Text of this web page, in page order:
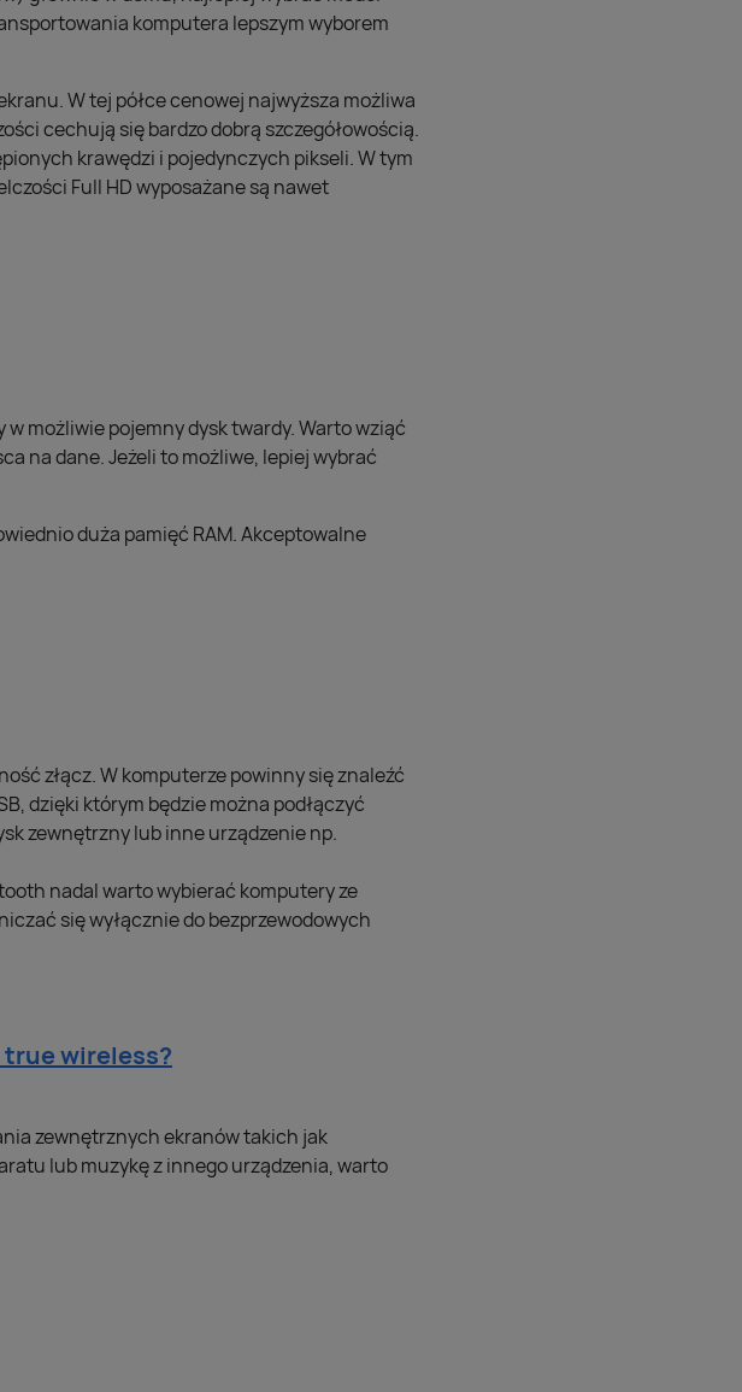
komputera lepszym wyborem
W tej półce cenowej najwyższa możliwa
cechują się bardzo dobrą szczegółowością.
krawędzi i pojedynczych pikseli. W tym
Full HD wyposażane są nawet
możliwie pojemny dysk twardy. Warto wziąć
na dane. Jeżeli to możliwe, lepiej wybrać
duża pamięć RAM. Akceptowalne
złącz. W komputerze powinny się znaleźć
dzięki którym będzie można podłączyć
zewnętrzny lub inne urządzenie np.
nadal warto wybierać komputery ze
się wyłącznie do bezprzewodowych
true wireless?
zewnętrznych ekranów takich jak
lub muzykę z innego urządzenia, warto